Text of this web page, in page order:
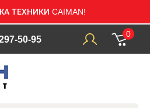
ТЕХНИКИ CAIMAN!
50-95
0